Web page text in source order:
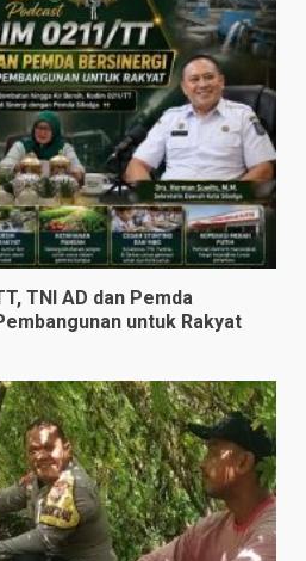
TNI AD dan Pemda
untuk Rakyat